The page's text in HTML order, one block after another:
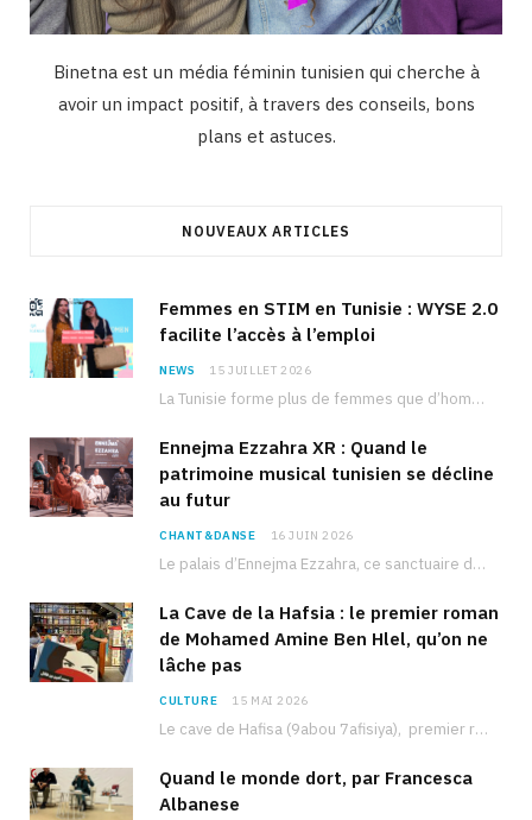
Binetna est un média féminin tunisien qui cherche à
avoir un impact positif, à travers des conseils, bons
plans et astuces.
NOUVEAUX ARTICLES
Femmes en STIM en Tunisie : WYSE 2.0
facilite l’accès à l’emploi
NEWS 15 JUILLET 2026
La Tunisie forme plus de femmes que d’hommes dans les filières scientifiques. Pourtant, pour beaucoup…
Ennejma Ezzahra XR : Quand le
patrimoine musical tunisien se décline
au futur
CHANT&DANSE 16 JUIN 2026
Le palais d’Ennejma Ezzahra, ce sanctuaire de la musique tunisienne et méditerranéenne construit par le…
La Cave de la Hafsia : le premier roman
de Mohamed Amine Ben Hlel, qu’on ne
lâche pas
CULTURE 15 MAI 2026
Le cave de Hafisa (9abou 7afisiya), premier roman du journaliste tunisien Mohamed Amine Ben Hlel,…
Quand le monde dort, par Francesca
Albanese